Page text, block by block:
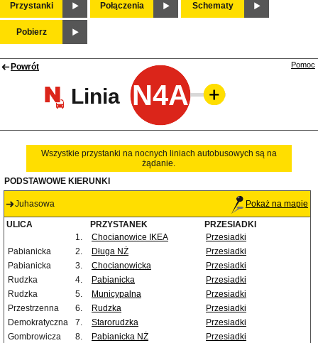
Przystanki Połączenia Schematy
Pobierz
Powrót
Linia N4A
Pomoc
Wszystkie przystanki na nocnych liniach autobusowych są na
żądanie.
PODSTAWOWE KIERUNKI
Juhasowa Pokaż na mapie
ULICA PRZYSTANEK
PRZESIADKI
1.
Chocianowice IKEA
Przesiadki
Pabianicka
2. Długa NŻ
Przesiadki
Pabianicka
3. Chocianowicka
Przesiadki
Rudzka
4. Pabianicka
Przesiadki
Rudzka
5. Municypalna
Przesiadki
Przestrzenna
6. Rudzka
Przesiadki
Demokratyczna
7. Starorudzka
Przesiadki
Gombrowicza
8. Pabianicka NŻ
Przesiadki